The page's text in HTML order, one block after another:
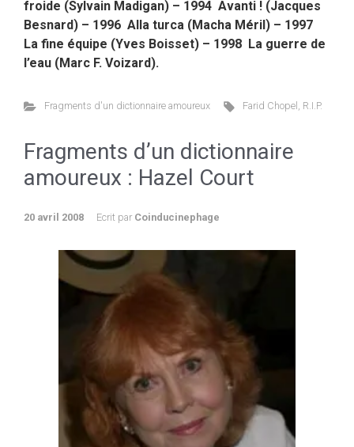
froide (Sylvain Madigan) – 1994 Avanti ! (Jacques
Besnard) – 1996 Alla turca (Macha Méril) – 1997
La fine équipe (Yves Boisset) – 1998 La guerre de
l’eau (Marc F. Voizard).
Fragments d'un dictionnaire amoureux Farid Chopel , R.I.P.
Fragments d’un dictionnaire
amoureux : Hazel Court
20 avril 2008 Ecrit par Coinducinephage